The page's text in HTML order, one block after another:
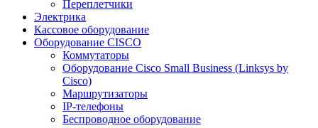
Переплетчики
Электрика
Кассовое оборудование
Оборудование CISCO
Коммутаторы
Оборудование Cisco Small Business (Linksys by
Cisco)
Маршрутизаторы
IP-телефоны
Беспроводное оборудование